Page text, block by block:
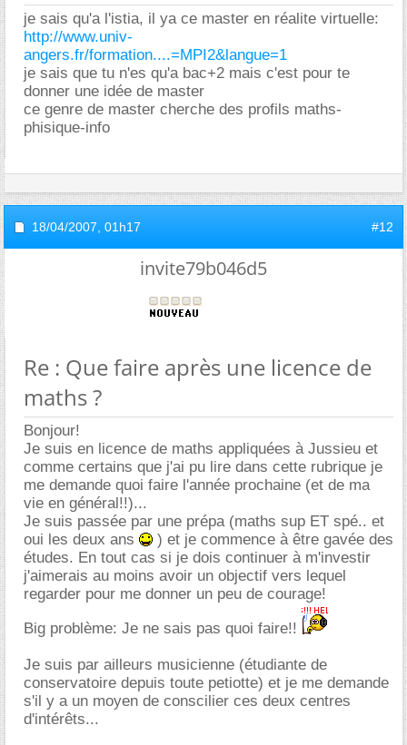
je sais qu'a l'istia, il ya ce master en réalite virtuelle:
http://www.univ-
angers.fr/formation....=MPI2&langue=1
je sais que tu n'es qu'a bac+2 mais c'est pour te
donner une idée de master
ce genre de master cherche des profils maths-
phisique-info
18/04/2007, 01h17 #12
invite79b046d5
Re : Que faire après une licence de
maths ?
Bonjour!
Je suis en licence de maths appliquées à Jussieu et
comme certains que j'ai pu lire dans cette rubrique je
me demande quoi faire l'année prochaine (et de ma
vie en général!!)...
Je suis passée par une prépa (maths sup ET spé.. et
oui les deux ans
) et je commence à être gavée des
études. En tout cas si je dois continuer à m'investir
j'aimerais au moins avoir un objectif vers lequel
regarder pour me donner un peu de courage!
Big problème: Je ne sais pas quoi faire!!
Je suis par ailleurs musicienne (étudiante de
conservatoire depuis toute petiotte) et je me demande
s'il y a un moyen de conscilier ces deux centres
d'intérêts...